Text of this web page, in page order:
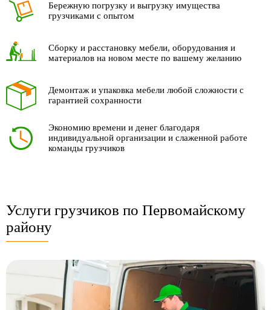
Бережную погрузку и выгрузку имущества
грузчиками с опытом
Сборку и расстановку мебели, оборудования и
материалов на новом месте по вашему желанию
Демонтаж и упаковка мебели любой сложности с
гарантией сохранности
Экономию времени и денег благодаря
индивидуальной организации и слаженной работе
команды грузчиков
Услуги грузчиков по Первомайскому
району